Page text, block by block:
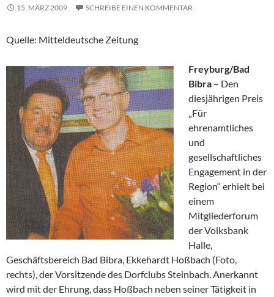
15. MÄRZ 2009 SCHREIBE EINEN KOMMENTAR
Quelle: Mitteldeutsche Zeitung
Freyburg/Bad
Bibra – Den
diesjährigen Preis
„Für
ehrenamtliches
und
gesellschaftliches
Engagement in der
Region“ erhielt bei
einem
Mitgliederforum
der Volksbank
Halle,
Geschäftsbereich Bad Bibra, Ekkehardt Hoßbach (Foto,
rechts), der Vorsitzende des Dorfclubs Steinbach. Anerkannt
wird mit der Ehrung, dass Hoßbach neben seiner Tätigkeit in